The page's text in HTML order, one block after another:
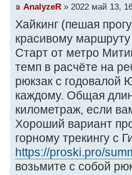
AnalyzeR » 2022 май 13,
Хайкинг (пешая
красивому
Старт от метро
темп в расчёте на
рюкзак с годовалой
каждому. Общая
километраж, если
Хороший вариант
горному трекингу с
https://proski.pro/
возьмите с собой